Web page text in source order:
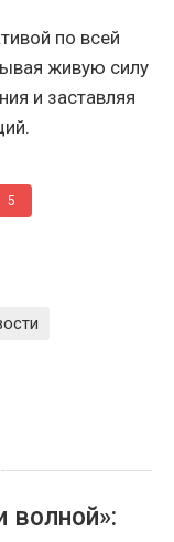
по всей
живую силу
и заставляя
5